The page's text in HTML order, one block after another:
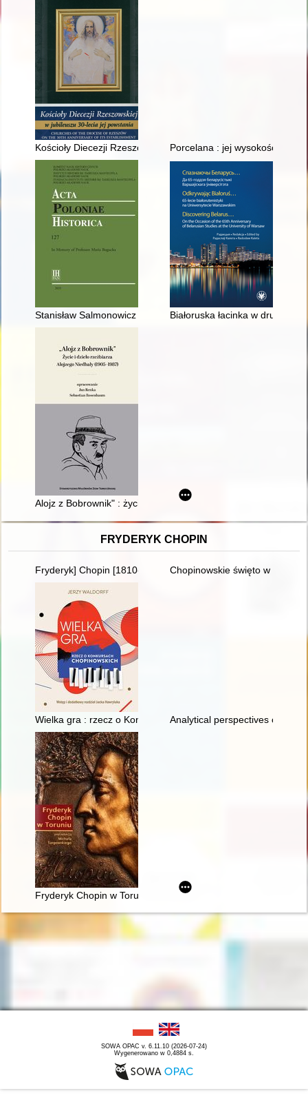
Kościoły Diecezji Rzeszowskiej w jubileuszu 30-lecia jej
Porcelana : jej wysokość
Stanisław Salmonowicz (9 November 1931 - 24 May 2022)
Białoruska łacinka w drugiej
Alojz z Bobrownik" : życie i dzieło rzeźbiarza Alojzego
FRYDERYK CHOPIN
Fryderyk] Chopin [1810-1849]. Życie i droga twórcza
Chopinowskie święto w
Wielka gra : rzecz o Konkursach Chopinowskich
Analytical perspectives on the
Fryderyk Chopin w Toruniu
SOWA OPAC v. 6.11.10 (2026-07-24)
Wygenerowano w 0,4884 s.